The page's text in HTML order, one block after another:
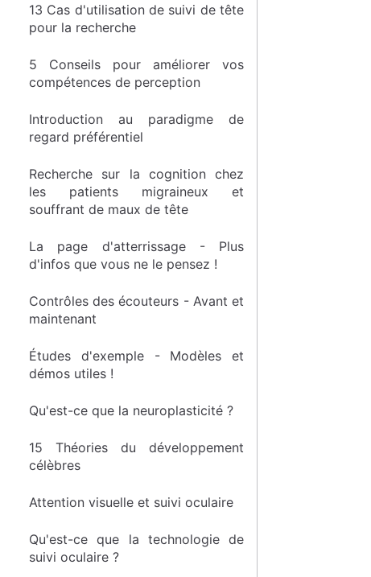
13 Cas d'utilisation de suivi de tête
pour la recherche
5 Conseils pour améliorer vos
compétences de perception
Introduction au paradigme de
regard préférentiel
Recherche sur la cognition chez
les patients migraineux et
souffrant de maux de tête
La page d'atterrissage - Plus
d'infos que vous ne le pensez !
Contrôles des écouteurs - Avant et
maintenant
Études d'exemple - Modèles et
démos utiles !
Qu'est-ce que la neuroplasticité ?
15 Théories du développement
célèbres
Attention visuelle et suivi oculaire
Qu'est-ce que la technologie de
suivi oculaire ?